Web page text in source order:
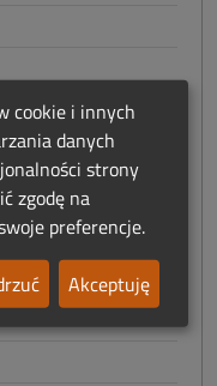
cookie i innych
danych
strony
zgodę na
preferencje.
Akceptuję